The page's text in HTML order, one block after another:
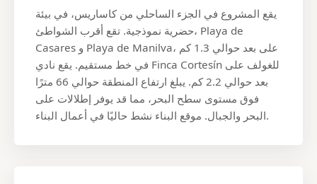
يقع المشروع في الجزء الساحلي من كاساريس، في بيئة
حضرية نموذجية. تقع أقرب الشواطئ، Playa de
Casares و Playa de Manilva، على بعد حوالي 1.3 كم
في خط مستقيم. يقع نادي Finca Cortesín للغولف على
بعد حوالي 2.2 كم. يبلغ ارتفاع المنطقة حوالي 66 مترًا
فوق مستوى سطح البحر، مما قد يوفر إطلالات على
البحر والجبال. موقع البناء نشط حاليًا في أعمال البناء.